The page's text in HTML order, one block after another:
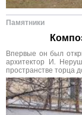
Памятники
Впервые он был
архитектор И.
пространстве торца